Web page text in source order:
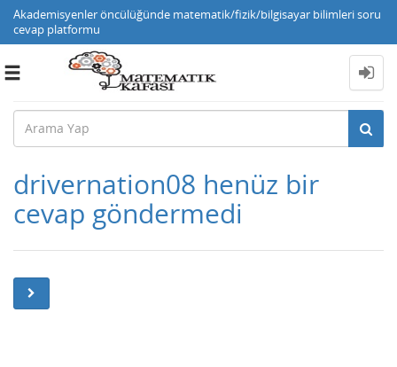
Akademisyenler öncülüğünde matematik/fizik/bilgisayar bilimleri soru
cevap platformu
Toggle
drivernation08 henüz bir
cevap göndermedi